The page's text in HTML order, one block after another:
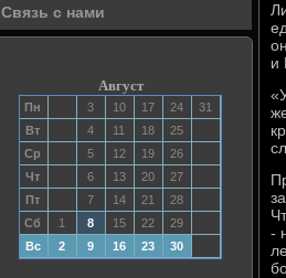
Связь с нами
Август
Пн 3 10 17 24
31
Вт
4 11 18
25
Ср
5 12 19
26
Чт
6 13 20
27
Пт
7 14 21
28
Сб
1 8 15 22
29
Вс
2 9 16 23 30
и
-